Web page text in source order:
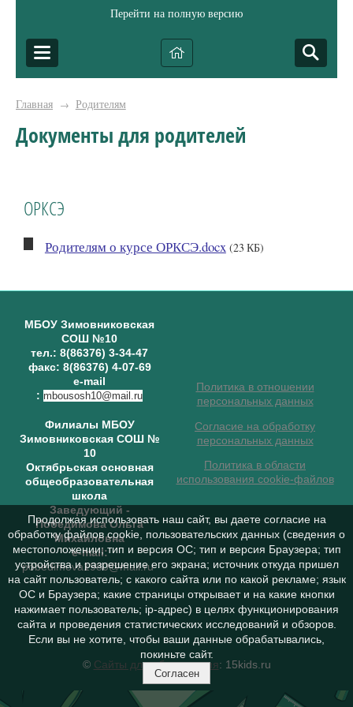
Перейти на полную версию
Главная → Родителям
Документы для родителей
ОРКСЭ
Родителям о курсе ОРКСЭ.docx (23 КБ)
МБОУ Зимовниковская
СОШ №10
тел.: 8(86376) 3-34-47
факс: 8(86376) 4-07-69
e-mail
: mbousosh10@mail.ru
Филиалы МБОУ
Зимовниковская СОШ №
10
Октябрьская основная
общеобразовательная
школа
Заведующий -
Победимова Ольга
Михайловна
e-mail:
pobedimova1980@mail.ru
Политика в отношении
персональных данных
Согласие на обработку
персональных данных
Политика в области
использования cookie-файлов
© Сайты для образования: 15kids.ru
Продолжая использовать наш сайт, вы даете согласие на
обработку файлов cookie, пользовательских данных (сведения о
местоположении; тип и версия ОС; тип и версия Браузера; тип
устройства и разрешение его экрана; источник откуда пришел
на сайт пользователь; с какого сайта или по какой рекламе; язык
ОС и Браузера; какие страницы открывает и на какие кнопки
нажимает пользователь; ip-адрес) в целях функционирования
сайта и проведения статистических исследований и обзоров.
Если вы не хотите, чтобы ваши данные обрабатывались,
покиньте сайт.
Согласен